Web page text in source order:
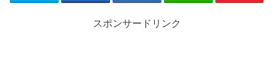
スポンサードリンク